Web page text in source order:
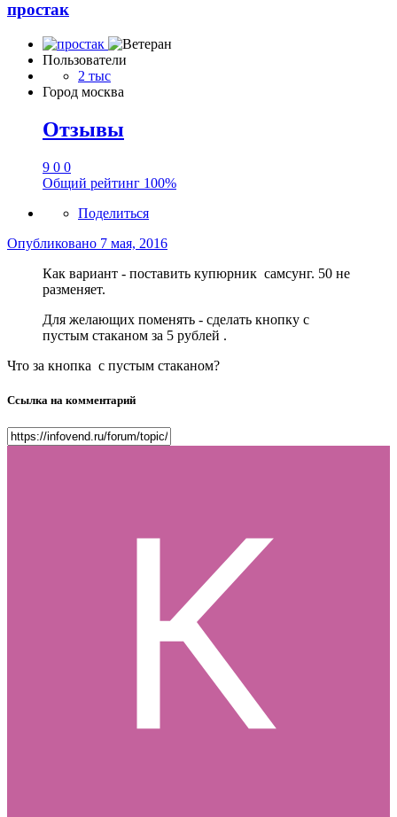
простак
Пользователи
2 тыс
Город москва
Отзывы
9 0 0
Общий рейтинг 100%
Поделиться
Опубликовано 7 мая, 2016
Как вариант - поставить купюрник самсунг. 50 не
разменяет.
Для желающих поменять - сделать кнопку с
пустым стаканом за 5 рублей .
Что за кнопка с пустым стаканом?
Ссылка на комментарий